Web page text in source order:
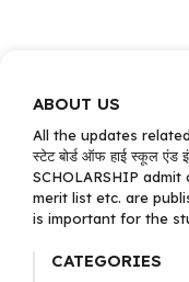
ABOUT US
All the updates
स्टेट बोर्ड ऑफ हाई स्कूल एंड
SCHOLARSHIP
merit list etc. are
is important for the
CATEGORIES